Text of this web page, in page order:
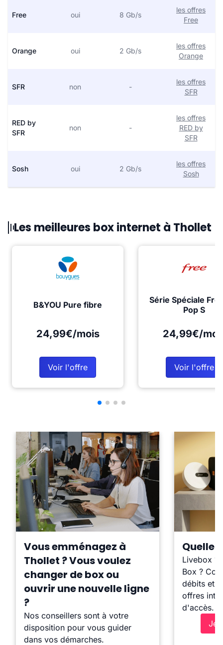
Free oui 8 Gb/s
les offres
Free
Orange oui 2 Gb/s
les offres
Orange
SFR non -
les offres
SFR
RED by
SFR
non -
les offres
RED by
SFR
Sosh oui 2 Gb/s
les offres
Sosh
Les meilleures box internet à Thollet
B&YOU Pure fibre
24,99€/mois
Voir l'offre
Série Spéciale
Pop S
24,99€/
Voir l'offre
Vous emménagez à
Thollet ? Vous voulez
changer de box ou
ouvrir une nouvelle ligne
?
Nos conseillers sont à votre
disposition pour vous guider
dans vos démarches.
Quelle
Livebox ?
Box ?
débits et
offres
d'accès.
Je